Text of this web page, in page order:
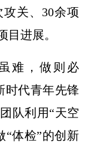
关、30余项
目进展。
难，做则必
时代青年先锋
队利用“天空
“体检”的创新